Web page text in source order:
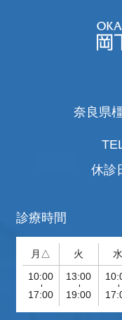
奈良県
休診
診療時間
月△ 火 水
10:00
-
17:00
13:00
-
19:00